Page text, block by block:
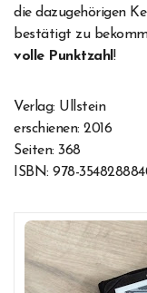
die dazugehörigen
bestätigt zu
volle Punktzahl!
Verlag: Ullstein
erschienen: 2016
Seiten: 368
ISBN: 978-